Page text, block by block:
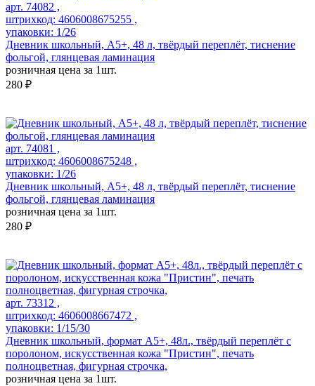
арт. 74082 ,
штрихкод: 4606008675255 ,
упаковки: 1/26
Дневник школьный, А5+, 48 л, твёрдый переплёт, тиснение
фольгой, глянцевая ламинация
розничная цена за 1шт.
280 ₽
арт. 74081 ,
штрихкод: 4606008675248 ,
упаковки: 1/26
Дневник школьный, А5+, 48 л, твёрдый переплёт, тиснение
фольгой, глянцевая ламинация
розничная цена за 1шт.
280 ₽
арт. 73312 ,
штрихкод: 4606008667472 ,
упаковки: 1/15/30
Дневник школьный, формат А5+, 48л., твёрдый переплёт с
поролоном, искусственная кожа "Пристин", печать
полноцветная, фигурная строчка,
розничная цена за 1шт.